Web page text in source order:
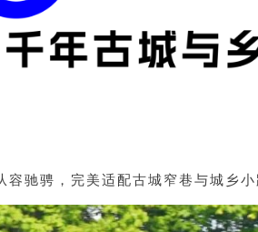
驰骋，完美适配古城窄巷与城乡小